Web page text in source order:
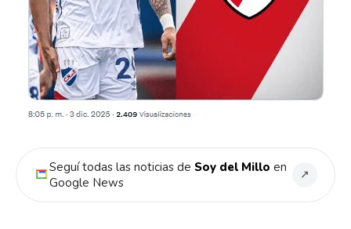
Seguí todas las noticias de Soy del Millo en
Google News
↗